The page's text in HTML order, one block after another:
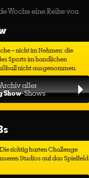
Woche eine Reihe von
– nicht im Nehmen: die
Sports im handlichen
nicht ausgenommen.
Archiv aller
Show-Shows
richtig harten Challenge
Studios auf das Spielfeld